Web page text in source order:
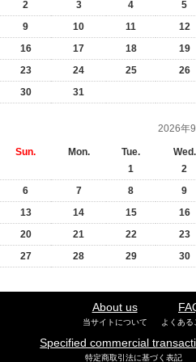
2 3 4 5
9
10 11 12
16
17 18 19
23
24 25 26
30
31
2026年9
Sun. Mon. Tue. Wed.
1
2
6
7 8 9
13
14 15 16
20
21 22 23
27
28 29 30
About us
当サイトについて よくある
Specified commercial
特定商取引法に基づく表記